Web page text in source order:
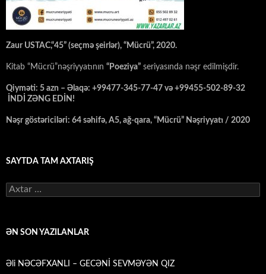
Zaur USTAC,“45” (seçmə şeirlər), “Mücrü”, 2020.
Kitab “Mücrü”nəşriyyatının “Poeziya” seriyasında nəşr edilmişdir.
Qiyməti: 5 azn – Əlaqə: +99477-345-77-47 və +99455-502-89-32
İNDİ ZƏNG EDİN!
Nəşr göstəriciləri: 64 səhifə, A5, ağ-qara, “Mücrü” Nəşriyyatı / 2020
SAYTDA TAM AXTARIŞ
Axtarış:
ƏN SON YAZILANLAR
Əli NƏCƏFXANLI – GECƏNİ SEVMƏYƏN QIZ